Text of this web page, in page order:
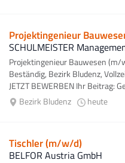
Projektingenieur
SCHULMEISTER
Projektingenieur Bauwesen
Beständig, Bezirk Bludenz,
JETZT BEWERBEN Ihr Beitrag:
Bezirk Bludenz
heute
Tischler (m/w/d)
BELFOR Austria GmbH